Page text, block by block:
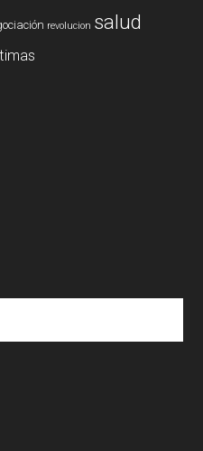
revolucion salud